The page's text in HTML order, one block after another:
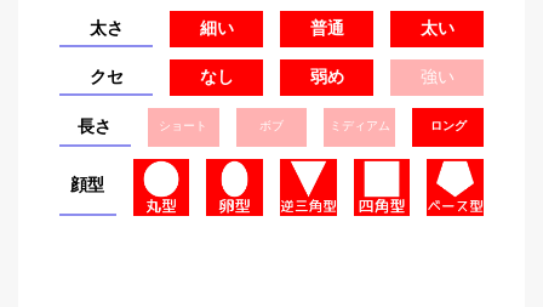
太さ 細い 普通 太い
クセ なし 弱め 強い
長さ ショート ボブ ミディアム ロング
顔型